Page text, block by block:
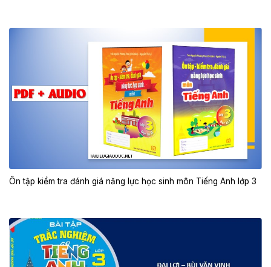
Ôn tập kiểm tra đánh giá năng lực học sinh môn Tiếng Anh lớp 3